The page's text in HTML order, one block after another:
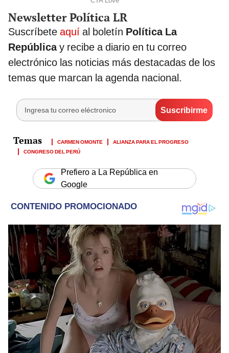
Newsletter Política LR
Suscríbete aquí al boletín Política La
Repúblicay recibe a diario en tu correo
electrónico las noticias más destacadas de los
temas que marcan la agenda nacional.
CARMEN OMONTE
ALIANZA PARA EL PROGRESO
CONGRESO DEL PERÚ
Prefiero a La República en
Google